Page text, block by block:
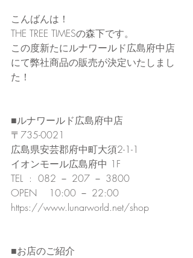
こんばんは！
THE TREE TIMESの森下です。
この度新たにルナワールド広島府中店
にて弊社商品の販売が決定いたしまし
た！
■ルナワールド広島府中店
〒735-0021
広島県安芸郡府中町大須2-1-1
イオンモール広島府中 1F
TEL  :  082 － 207 － 3800
OPEN    10:00 － 22:00
https://www.lunarworld.net/shop
■お店のご紹介